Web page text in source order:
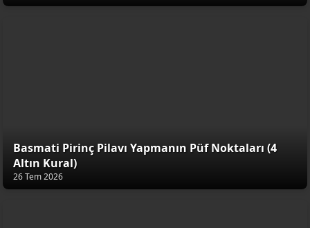
Basmati Pirinç Pilavı Yapmanın Püf Noktaları (4
Altın Kural)
26 Tem 2026